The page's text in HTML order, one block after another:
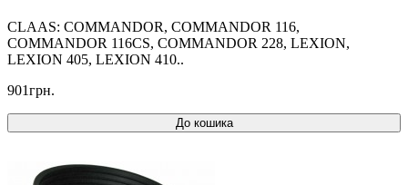
CLAAS: COMMANDOR, COMMANDOR 116,
COMMANDOR 116CS, COMMANDOR 228, LEXION,
LEXION 405, LEXION 410..
901грн.
До кошика